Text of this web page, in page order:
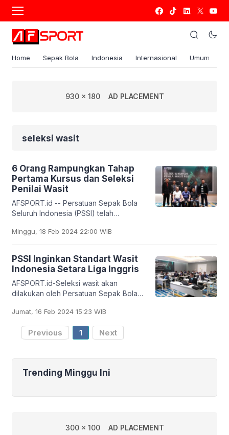
Home Sepak Bola Indonesia Internasional Umum
930 x 180 AD PLACEMENT
seleksi wasit
6 Orang Rampungkan Tahap
Pertama Kursus dan Seleksi
Penilai Wasit
AFSPORT.id -- Persatuan Sepak Bola
Seluruh Indonesia (PSSI) telah
dan seleksi penilai wasit terhadap
enam wasit terpilih, di
Minggu, 18 Feb 2024 22:00 WIB
PSSI Inginkan Standart Wasit
Indonesia Setara Liga Inggris
AFSPORT.id-Seleksi wasit akan
dilakukan oleh Persatuan Sepak Bola
14 hingga 18 Februari mendatang.
Organisasi sepak bola
Jumat, 16 Feb 2024 15:23 WIB
Previous 1 Next
Trending Minggu Ini
300 x 100 AD PLACEMENT